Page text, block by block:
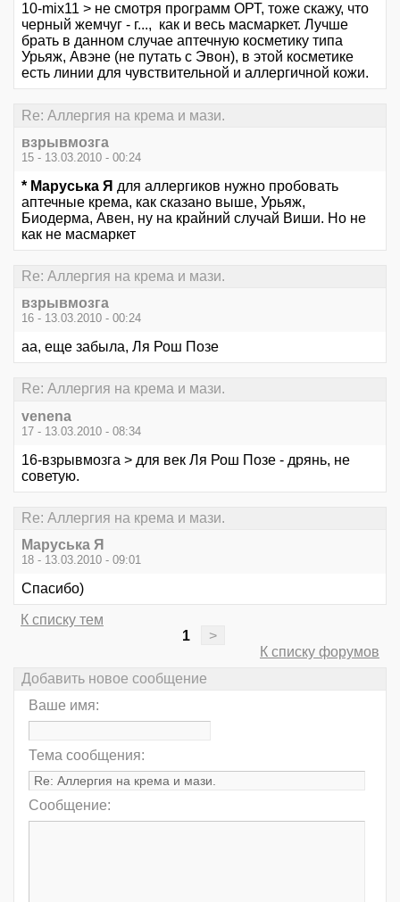
10-mix11 > не смотря программ ОРТ, тоже скажу, что
черный жемчуг - г..., как и весь масмаркет. Лучше
брать в данном случае аптечную косметику типа
Урьяж, Авэне (не путать с Эвон), в этой косметике
есть линии для чувствительной и аллергичной кожи.
Re: Аллергия на крема и мази.
взрывмозга
15 - 13.03.2010 - 00:24
* Маруська Я для аллергиков нужно пробовать
аптечные крема, как сказано выше, Урьяж,
Биодерма, Авен, ну на крайний случай Виши. Но не
как не масмаркет
Re: Аллергия на крема и мази.
взрывмозга
16 - 13.03.2010 - 00:24
аа, еще забыла, Ля Рош Позе
Re: Аллергия на крема и мази.
venena
17 - 13.03.2010 - 08:34
16-взрывмозга > для век Ля Рош Позе - дрянь, не
советую.
Re: Аллергия на крема и мази.
Маруська Я
18 - 13.03.2010 - 09:01
Спасибо)
К списку тем
1
>
К списку форумов
Добавить новое сообщение
Ваше имя:
Тема сообщения:
Сообщение: